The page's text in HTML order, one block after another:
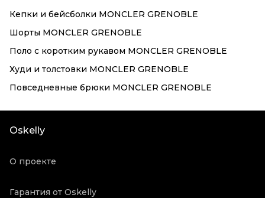
Кепки и бейсболки MONCLER GRENOBLE
Шорты MONCLER GRENOBLE
Поло с коротким рукавом MONCLER GRENOBLE
Худи и толстовки MONCLER GRENOBLE
Повседневные брюки MONCLER GRENOBLE
Oskelly
О проекте
Гарантия от Oskelly